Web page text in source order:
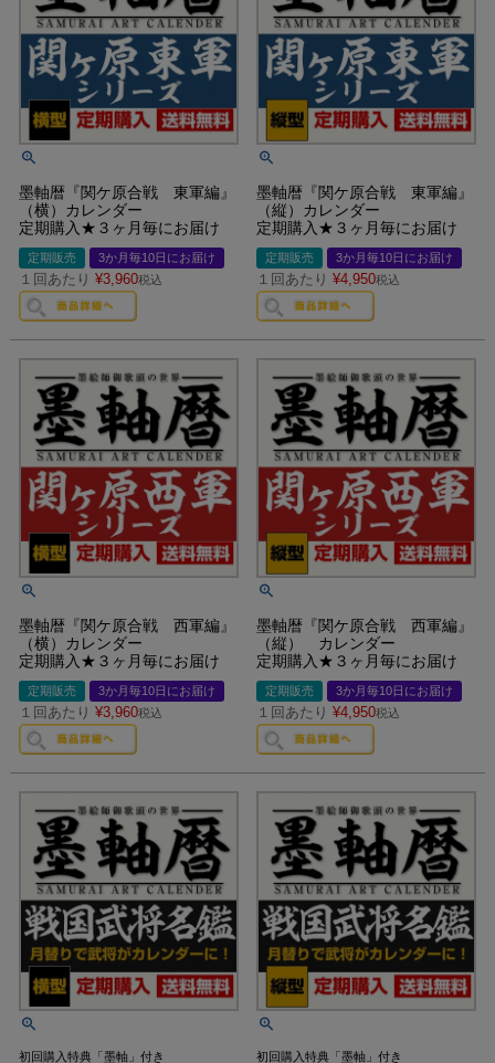
墨軸暦『関ケ原合戦 東軍編』
（横）カレンダー
定期購入★３ヶ月毎にお届け
定期販売 3か月毎10日にお届け
１回あたり ¥3,960税込
墨軸暦『関ケ原合戦 東軍編』
（縦）カレンダー
定期購入★３ヶ月毎にお届け
定期販売 3か月毎10日にお届け
１回あたり ¥4,950税込
墨軸暦『関ケ原合戦 西軍編』
（横）カレンダー
定期購入★３ヶ月毎にお届け
定期販売 3か月毎10日にお届け
１回あたり ¥3,960税込
墨軸暦『関ケ原合戦 西軍編』
（縦） カレンダー
定期購入★３ヶ月毎にお届け
定期販売 3か月毎10日にお届け
１回あたり ¥4,950税込
初回購入特典「墨軸」付き 初回購入特典「墨軸」付き